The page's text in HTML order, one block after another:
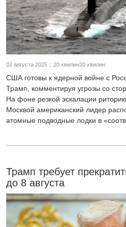
02 августа 2025 :: 20 хвилин20 хвилин
США готовы к ядерной войне с
Трамп, комментируя угрозы со
На фоне резкой эскалации
Москвой американский лидер
атомные подводные лодки в
Трамп требует
до 8 августа